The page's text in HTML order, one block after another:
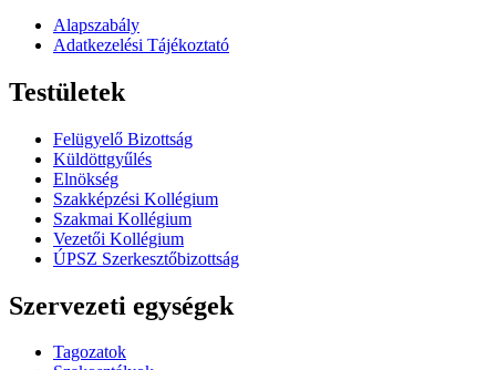
Alapszabály
Adatkezelési Tájékoztató
Testületek
Felügyelő Bizottság
Küldöttgyűlés
Elnökség
Szakképzési Kollégium
Szakmai Kollégium
Vezetői Kollégium
ÚPSZ Szerkesztőbizottság
Szervezeti egységek
Tagozatok